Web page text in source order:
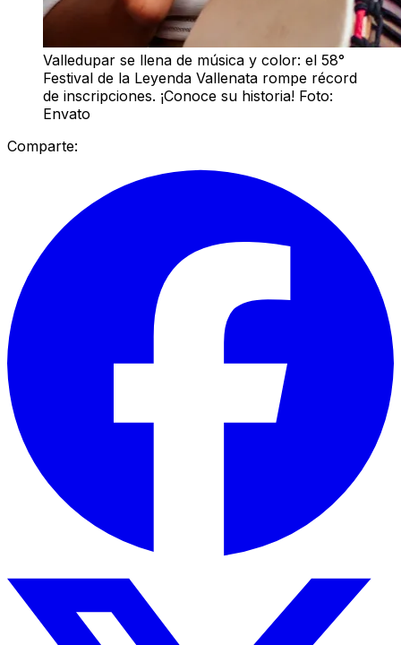
Valledupar se llena de música y color: el 58°
Festival de la Leyenda Vallenata rompe récord
de inscripciones. ¡Conoce su historia! Foto:
Envato
Comparte: